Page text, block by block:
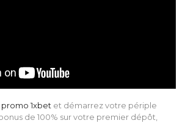
1xbet et démarrez votre périple
de 100% sur votre premier dépôt,